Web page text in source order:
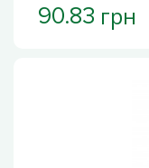
90.83 грн